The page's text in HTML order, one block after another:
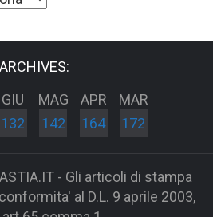
ARCHIVES:
GIU
132
MAG
142
APR
164
MAR
172
- Gli articoli di stampa
al D.L. 9 aprile 2003,